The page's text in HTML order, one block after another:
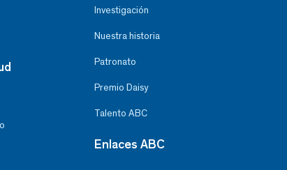
Investigación
Nuestra historia
Patronato
Premio Daisy
Talento ABC
Enlaces ABC